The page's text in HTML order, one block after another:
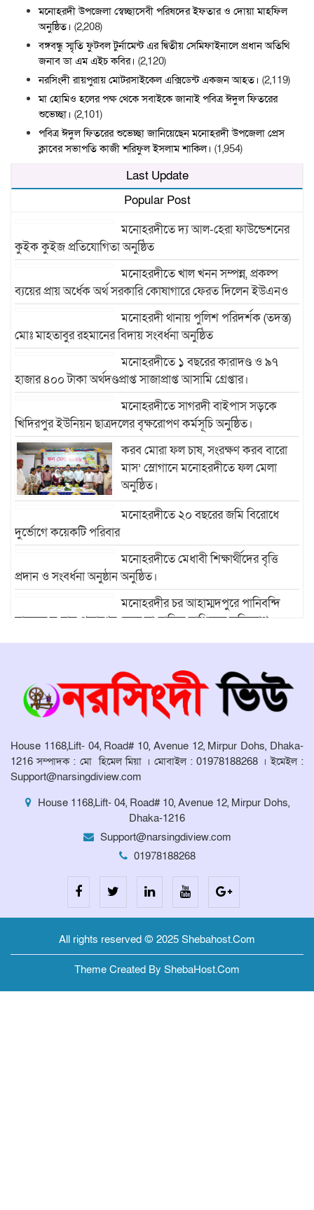
মনোহরদী উপজেলা স্বেচ্ছাসেবী পরিষদের ইফতার ও দোয়া মাহফিল
অনুষ্ঠিত। (2,208)
বঙ্গবন্ধু স্মৃতি ফুটবল টুর্নামেন্ট এর দ্বিতীয় সেমিফাইনালে প্রধান অতিথি
জনাব ডা এম এইচ কবির। (2,120)
নরসিংদী রায়পুরায় মোটরসাইকেল এক্সিডেন্ট একজন আহত। (2,119)
মা হোমিও হলের পক্ষ থেকে সবাইকে জানাই পবিত্র ঈদুল ফিতরের
শুভেচ্ছা। (2,101)
পবিত্র ঈদুল ফিতরের শুভেচ্ছা জানিয়েছেন মনোহরদী উপজেলা প্রেস
ক্লাবের সভাপতি কাজী শরিফুল ইসলাম শাকিল। (1,954)
Last Update
Popular Post
মনোহরদীতে দ্য আল-হেরা ফাউন্ডেশনের
কুইক কুইজ প্রতিযোগিতা অনুষ্ঠিত
মনোহরদীতে খাল খনন সম্পন্ন, প্রকল্প
ব্যয়ের প্রায় অর্ধেক অর্থ সরকারি কোষাগারে ফেরত দিলেন ইউএনও
মনোহরদী থানায় পুলিশ পরিদর্শক (তদন্ত)
মোঃ মাহতাবুর রহমানের বিদায় সংবর্ধনা অনুষ্ঠিত
মনোহরদীতে ১ বছরের কারাদণ্ড ও ৯৭
হাজার ৪০০ টাকা অর্থদণ্ডপ্রাপ্ত সাজাপ্রাপ্ত আসামি গ্রেপ্তার।
মনোহরদীতে সাগরদী বাইপাস সড়কে
খিদিরপুর ইউনিয়ন ছাত্রদলের বৃক্ষরোপণ কর্মসূচি অনুষ্ঠিত।
করব মোরা ফল চাষ, সংরক্ষণ করব বারো
মাস’ স্লোগানে মনোহরদীতে ফল মেলা
অনুষ্ঠিত।
মনোহরদীতে ২০ বছরের জমি বিরোধে
দুর্ভোগে কয়েকটি পরিবার
মনোহরদীতে মেধাবী শিক্ষার্থীদের বৃত্তি
প্রদান ও সংবর্ধনা অনুষ্ঠান অনুষ্ঠিত।
মনোহরদীর চর আহাম্মদপুরে পানিবন্দি
মানুষের সংবাদ প্রকাশের জেরে সাংবাদিক লাঞ্ছিতের অভিযোগ।
মনোহরদীতে উপজেলা দুর্যোগ ব্যবস্থাপনা
House 1168,Lift- 04, Road# 10, Avenue 12, Mirpur Dohs, Dhaka-
1216 সম্পাদক : মো হিমেল মিয়া । মোবাইল : 01978188268 । ইমেইল :
Support@narsingdiview.com
House 1168,Lift- 04, Road# 10, Avenue 12, Mirpur Dohs,
Dhaka-1216
Support@narsingdiview.com
01978188268
All rights reserved © 2025 Shebahost.Com
Theme Created By ShebaHost.Com